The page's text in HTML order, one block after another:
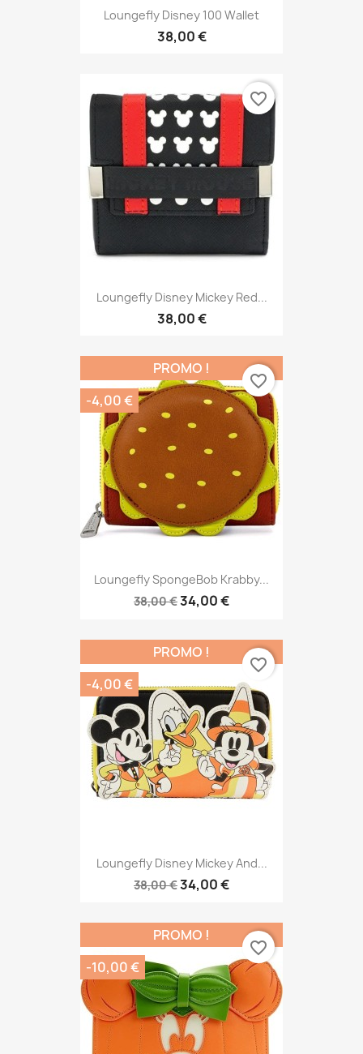
Loungefly Disney 100 Wallet
38,00 €
Loungefly Disney Mickey Red...
38,00 €
favorite_border
Loungefly SpongeBob Krabby...
38,00 €34,00 €
PROMO !
-4,00 €
favorite_border
Loungefly Disney Mickey And...
38,00 €34,00 €
PROMO !
-4,00 €
favorite_border
PROMO !
-10,00 €
favorite_border